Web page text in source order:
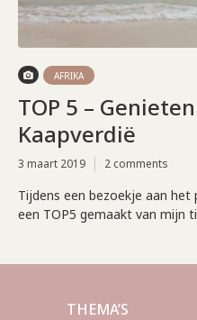
AFRIKA
TOP 5 –
Kaapverdië
3 maart 2019 2 comments
Tijdens een bezoekje aan het
een TOP5 gemaakt van mijn
THEMA’S